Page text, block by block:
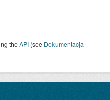
theAPI (see Dokumentacja